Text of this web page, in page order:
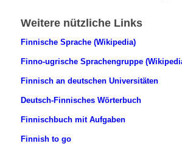
Weitere nützliche Links
Finnische Sprache (Wikipedia)
Finno-ugrische Sprachengruppe
Finnisch an deutschen Universitäten
Deutsch-Finnisches Wörterbuch
Finnischbuch mit Aufgaben
Finnish to go